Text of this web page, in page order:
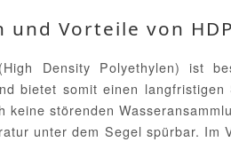
Vorteile von
Density Polyethylen) ist
bietet somit einen
keine störenden
unter dem Segel spürbar.